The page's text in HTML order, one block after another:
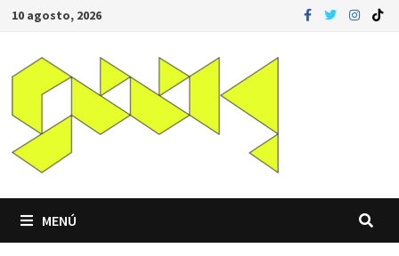
Saltar
contenido
10 agosto, 2026
MENÚ